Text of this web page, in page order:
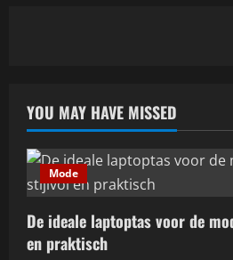
2
Gezondheid
complete
July 3, 2026
YOU MAY HAVE MISSED
Mode
De ideale laptoptas voor de
en praktisch